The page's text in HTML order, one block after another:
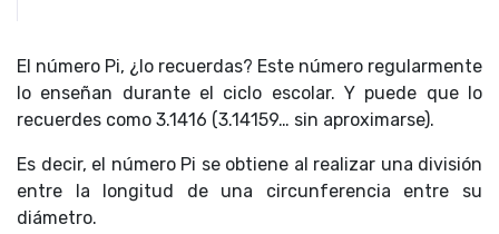
El número Pi, ¿lo recuerdas? Este número regularmente
lo enseñan durante el ciclo escolar. Y puede que lo
recuerdes como 3.1416 (3.14159… sin aproximarse).
Es decir, el número Pi se obtiene al realizar una división
entre la longitud de una circunferencia entre su
diámetro.